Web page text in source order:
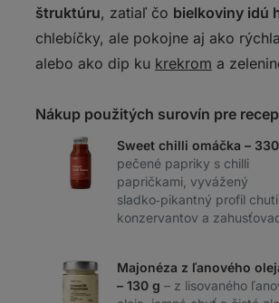
štruktúru, zatiaľ čo bielkoviny idú
chlebíčky, ale pokojne aj ako
alebo ako dip ku krekrom a
Nákup použitých surovín pre
Sweet chilli omáčka –
pečené papriky s chilli
papričkami, vyvážený
sladko‑pikantný profil
konzervantov a
Majonéza z ľanového
– 130 g – z lisovaného